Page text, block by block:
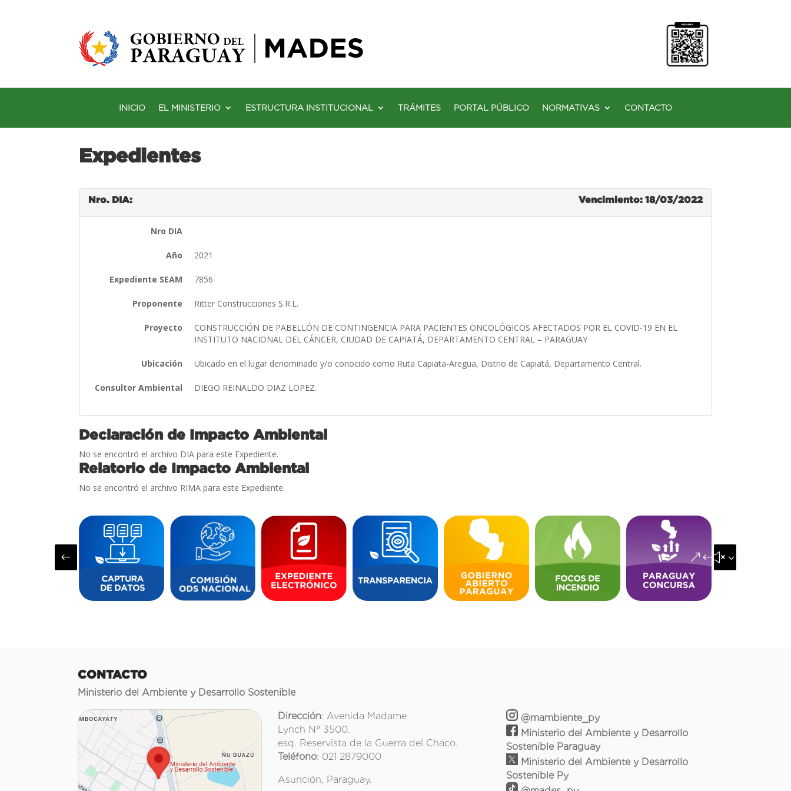
INICIO EL MINISTERIO ESTRUCTURA INSTITUCIONAL TRÁMITES PORTAL PÚBLICO NORMATIVAS CONTACTO
Expedientes
Nro. DIA: Vencimiento: 18/03/2022
Nro DIA
Año 2021
Expediente SEAM 7856
Proponente Ritter Construcciones S.R.L.
Proyecto
CONSTRUCCIÓN DE PABELLÓN DE CONTINGENCIA PARA PACIENTES ONCOLÓGICOS AFECTADOS POR EL COVID-19 EN EL
INSTITUTO NACIONAL DEL CÁNCER, CIUDAD DE CAPIATÁ, DEPARTAMENTO CENTRAL – PARAGUAY
Ubicación Ubicado en el lugar denominado y/o conocido como Ruta Capiata-Aregua, Distrio de Capiatá, Departamento Central.
Consultor Ambiental DIEGO REINALDO DIAZ LOPEZ.
Declaración de Impacto Ambiental
No se encontró el archivo DIA para este Expediente.
Relatorio de Impacto Ambiental
No se encontró el archivo RIMA para este Expediente.
# &#x35;
CONTACTO
Ministerio del Ambiente y Desarrollo Sostenible
Dirección: Avenida Madame
Lynch N° 3500.
esq. Reservista de la Guerra del Chaco.
Teléfono: 021 2879000
Asunción, Paraguay.
@mambiente_py
Ministerio del Ambiente y Desarrollo
Sostenible Paraguay
Ministerio del Ambiente y Desarrollo
Sostenible Py